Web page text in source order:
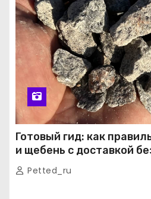
Готовый гид: как
и щебень с доставкой
Petted_ru